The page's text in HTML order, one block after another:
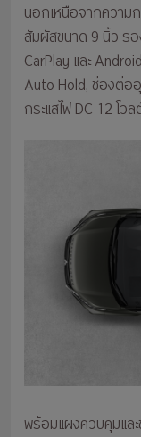
นอกเหนือจากความ
สัมผัสขนาด 9 นิ้ว ร
CarPlay และ
Auto Hold, ช่องต่อ
กระแสไฟ DC 12 โ
พร้อมแผงควบคุมแล